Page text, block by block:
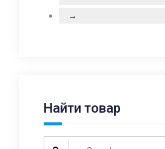
→
Найти товар